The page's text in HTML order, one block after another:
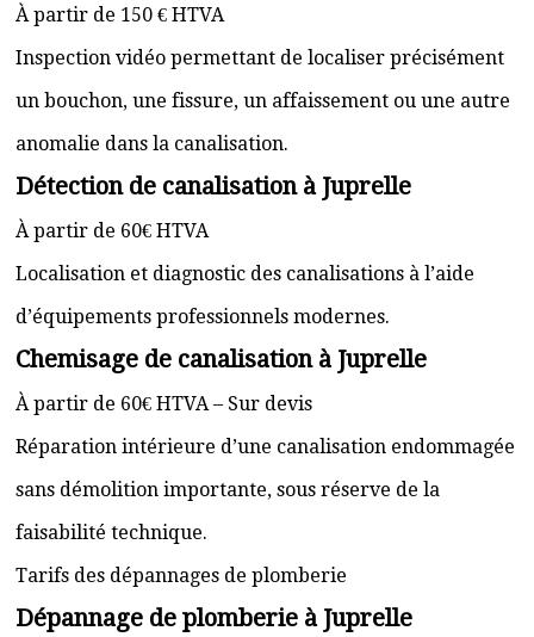
À partir de 150 € HTVA
Inspection vidéo permettant de localiser précisément
un bouchon, une fissure, un affaissement ou une autre
anomalie dans la canalisation.
Détection de canalisation à Juprelle
À partir de 60€ HTVA
Localisation et diagnostic des canalisations à l’aide
d’équipements professionnels modernes.
Chemisage de canalisation à Juprelle
À partir de 60€ HTVA – Sur devis
Réparation intérieure d’une canalisation endommagée
sans démolition importante, sous réserve de la
faisabilité technique.
Tarifs des dépannages de plomberie
Dépannage de plomberie à Juprelle